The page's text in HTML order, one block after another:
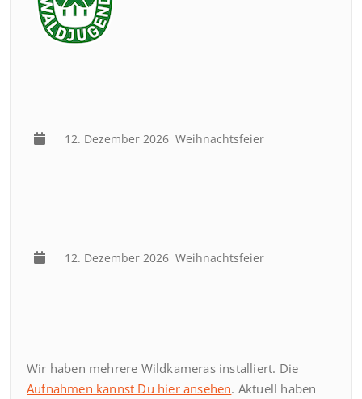
12. Dezember 2026 Weihnachtsfeier
12. Dezember 2026 Weihnachtsfeier
Wir haben mehrere Wildkameras installiert. Die
Aufnahmen kannst Du hier ansehen. Aktuell haben